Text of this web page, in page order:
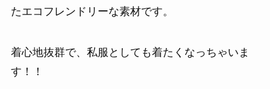
たエコフレンドリーな素材です。
着心地抜群で、私服としても着たくなっちゃいま
す！！